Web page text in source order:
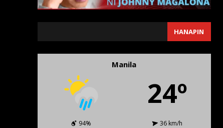
HANAPIN
Manila
24º
94%
36 km/h